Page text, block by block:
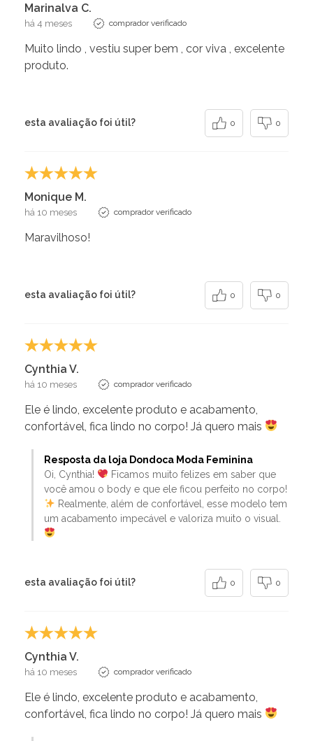
Marinalva C.
há 4 meses comprador verificado
Muito lindo , vestiu super bem , cor viva , excelente
produto.
esta avaliação foi útil? 0 0
Monique M.
há 10 meses comprador verificado
Maravilhoso!
esta avaliação foi útil? 0 0
Cynthia V.
há 10 meses comprador verificado
Ele é lindo, excelente produto e acabamento,
confortável, fica lindo no corpo! Já quero mais
Resposta da loja Dondoca Moda Feminina
Oi, Cynthia!
Ficamos muito felizes em saber que
você amou o body e que ele ficou perfeito no corpo!
Realmente, além de confortável, esse modelo tem
um acabamento impecável e valoriza muito o visual.
esta avaliação foi útil? 0 0
Cynthia V.
há 10 meses comprador verificado
Ele é lindo, excelente produto e acabamento,
confortável, fica lindo no corpo! Já quero mais